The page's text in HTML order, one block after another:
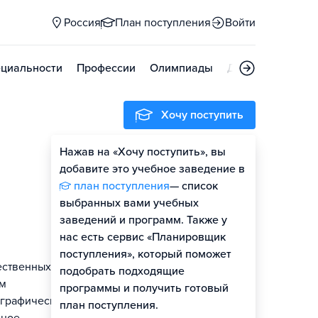
Россия План поступления Войти
Профессии Олимпиады Дни открытых
Хочу поступить
Нажав на «Хочу поступить», вы
добавите это учебное заведение в
план поступления— список
выбранных вами учебных
заведений и программ. Также у
нас есть сервис «Планировщик
поступления», который поможет
подобрать подходящие
программы и получить готовый
план поступления.
Оценить шансы